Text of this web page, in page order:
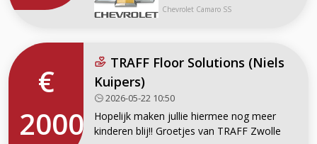
Chevrolet Camaro SS
€
2000
TRAFF Floor Solutions (Niels
Kuipers)
2026-05-22 10:50
Hopelijk maken jullie hiermee nog meer
kinderen blij!! Groetjes van TRAFF Zwolle